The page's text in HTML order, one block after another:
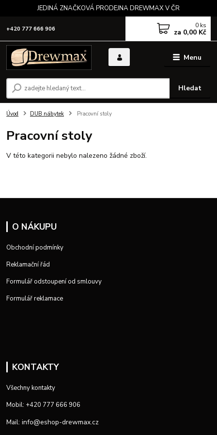
JEDINÁ ZNAČKOVÁ PRODEJNA DREWMAX V ČR
Menu
Hledat
+420 777 666 906 0 ks
za 0,00 Kč
Úvod DUB nábytek Pracovní stoly
Pracovní stoly
V této kategorii nebylo nalezeno žádné zboží.
O NÁKUPU
Obchodní podmínky
Reklamační řád
Formulář odstoupení od smlouvy
Formulář reklamace
KONTAKTY
Všechny kontakty
Mobil: +420 777 666 906
Mail: info@eshop-drewmax.cz